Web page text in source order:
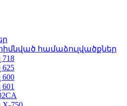
համաձուլվածքներ